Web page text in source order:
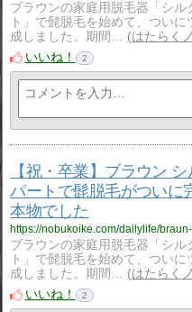
ブラウンの家庭用脱毛器「シル
ト」で髭脱毛を始めて、ついに
成しました。期間…
はたらく
いいね！
2
【祝・卒業】ブラウン
パートで髭脱毛がついに
本物でした
ブラウンの家庭用脱毛器「シル
ト」で髭脱毛を始めて、ついに
成しました。期間…
はたらく
いいね！
2